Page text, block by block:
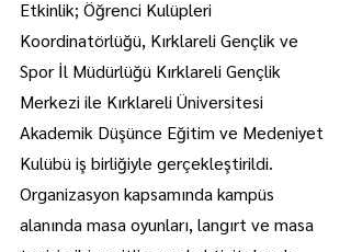
Etkinlik; Öğrenci Kulüpleri
Koordinatörlüğü, Kırklareli Gençlik ve
Spor İl Müdürlüğü Kırklareli Gençlik
Merkezi ile Kırklareli Üniversitesi
Akademik Düşünce Eğitim ve Medeniyet
Kulübü iş birliğiyle gerçekleştirildi.
Organizasyon kapsamında kampüs
alanında masa oyunları, langırt ve masa